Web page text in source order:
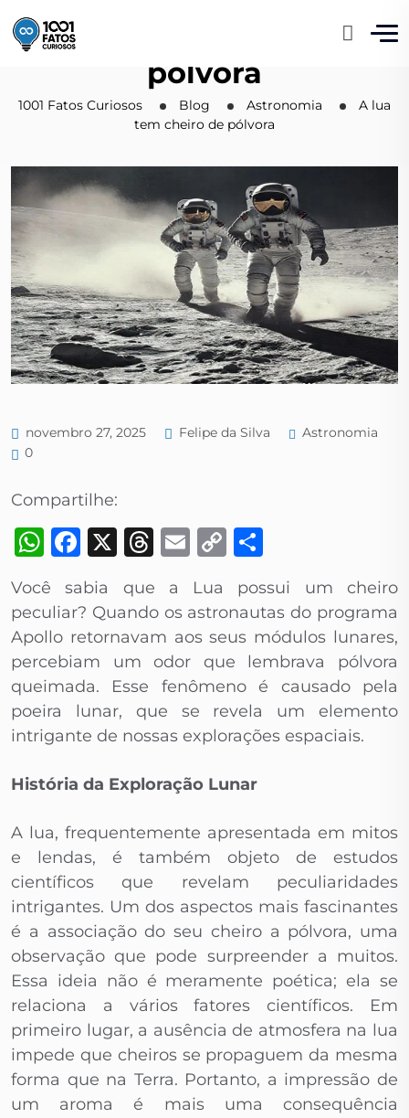
A lua tem cheiro de
pólvora
1001 Fatos Curiosos Blog Astronomia
A lua
tem cheiro de pólvora
novembro 27, 2025 Felipe da Silva
Astronomia
0
Compartilhe:
WhatsApp
Facebook
X Threads
Email
Copy
Link
Você sabia que a Lua possui um cheiro
peculiar? Quando os astronautas do programa
Apollo retornavam aos seus módulos lunares,
percebiam um odor que lembrava pólvora
queimada. Esse fenômeno é causado pela
poeira lunar, que se revela um elemento
intrigante de nossas explorações espaciais.
História da Exploração Lunar
A lua, frequentemente apresentada em mitos
e lendas, é também objeto de estudos
científicos que revelam peculiaridades
intrigantes. Um dos aspectos mais fascinantes
é a associação do seu cheiro a pólvora, uma
observação que pode surpreender a muitos.
Essa ideia não é meramente poética; ela se
relaciona a vários fatores científicos. Em
primeiro lugar, a ausência de atmosfera na lua
impede que cheiros se propaguem da mesma
forma que na Terra. Portanto, a impressão de
um aroma é mais uma consequência